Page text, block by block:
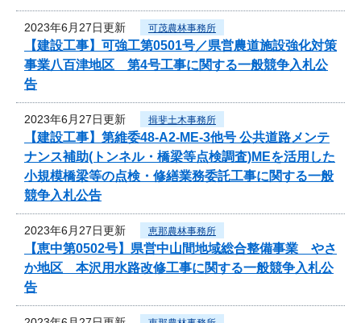
2023年6月27日更新 可茂農林事務所
【建設工事】可強工第0501号／県営農道施設強化対策
事業八百津地区 第4号工事に関する一般競争入札公
告
2023年6月27日更新 揖斐土木事務所
【建設工事】第維委48-A2-ME-3他号 公共道路メンテ
ナンス補助(トンネル・橋梁等点検調査)MEを活用した
小規模橋梁等の点検・修繕業務委託工事に関する一般
競争入札公告
2023年6月27日更新 恵那農林事務所
【恵中第0502号】県営中山間地域総合整備事業 やさ
か地区 本沢用水路改修工事に関する一般競争入札公
告